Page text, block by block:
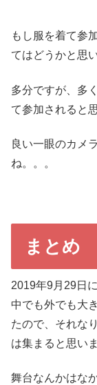
もし服を着て参
てはどうかと思
多分ですが、多
て参加されると
良い一眼のカメ
ね。。。
まとめ
2019年9月29日
中でも外でも大
たので、それな
は集まると思いま
舞台なんかはな